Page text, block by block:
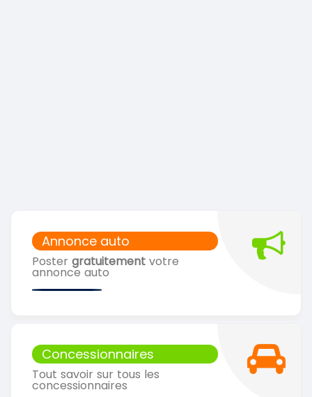
Annonce auto
Poster gratuitement votre
annonce auto
Concessionnaires
Tout savoir sur tous les
concessionnaires